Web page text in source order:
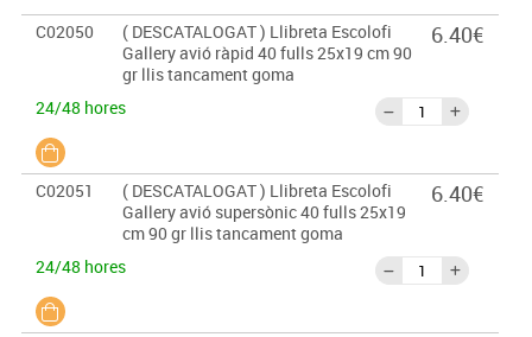
C02050
( DESCATALOGAT ) Llibreta Escolofi
Gallery avió ràpid 40 fulls 25x19 cm 90
gr llis tancament goma
24/48 hores
6.40€
C02051
( DESCATALOGAT ) Llibreta Escolofi
Gallery avió supersònic 40 fulls 25x19
cm 90 gr llis tancament goma
24/48 hores
6.40€